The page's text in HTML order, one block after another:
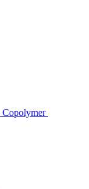
Copolymer